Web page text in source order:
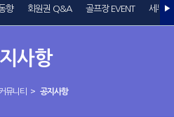
사항
커뮤니티 > 공지사항
향 회원권 Q&A 골프장 EVENT 세무상